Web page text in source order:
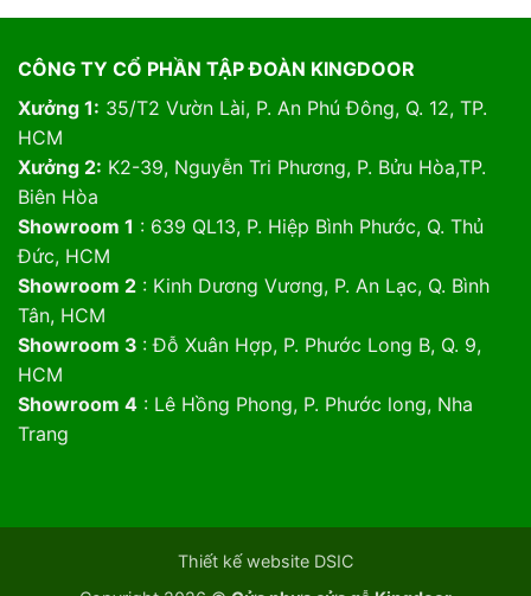
CÔNG TY CỔ PHẦN TẬP ĐOÀN KINGDOOR
Xưởng 1: 35/T2 Vườn Lài, P. An Phú Đông, Q. 12, TP.
HCM
Xưởng 2: K2-39, Nguyễn Tri Phương, P. Bửu Hòa,TP.
Biên Hòa
Showroom 1 : 639 QL13, P. Hiệp Bình Phước, Q. Thủ
Đức, HCM
Showroom 2: Kinh Dương Vương, P. An Lạc, Q. Bình
Tân, HCM
Showroom 3 : Đỗ Xuân Hợp, P. Phước Long B, Q. 9,
HCM
Showroom 4: Lê Hồng Phong, P. Phước long, Nha
Trang
Thiết kế website DSIC